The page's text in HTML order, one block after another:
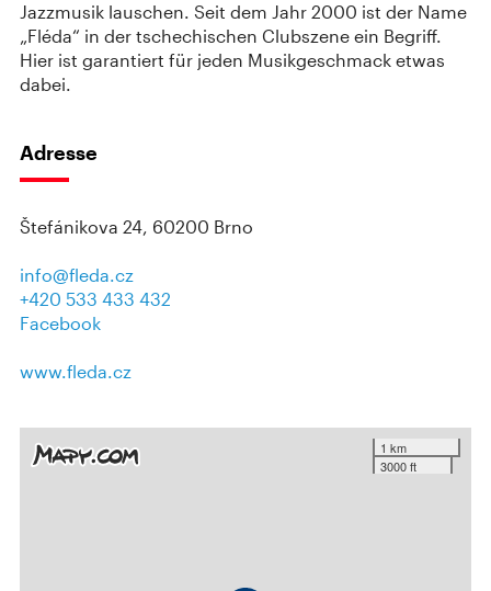
Jazzmusik lauschen. Seit dem Jahr 2000 ist der Name
„Fléda“ in der tschechischen Clubszene ein Begriff.
Hier ist garantiert für jeden Musikgeschmack etwas
dabei.
Adresse
Štefánikova 24, 60200 Brno
info@fleda.cz
+420 533 433 432
Facebook
www.fleda.cz
1 km
3000 ft